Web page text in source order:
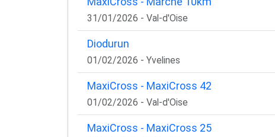
31/01/2026 - Val-d'Oise
Diodurun
01/02/2026 - Yvelines
MaxiCross - MaxiCross 42
01/02/2026 - Val-d'Oise
MaxiCross - MaxiCross 25